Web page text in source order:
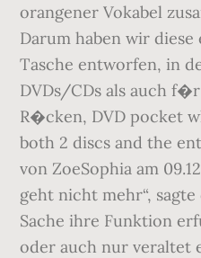
orangener Vokabel
Darum haben wir
Tasche entworfen, in
DVDs/CDs als auch
R�cken, DVD pocket
both 2 discs and the
von ZoeSophia am
geht nicht mehr“,
Sache ihre Funktion
oder auch nur veraltet